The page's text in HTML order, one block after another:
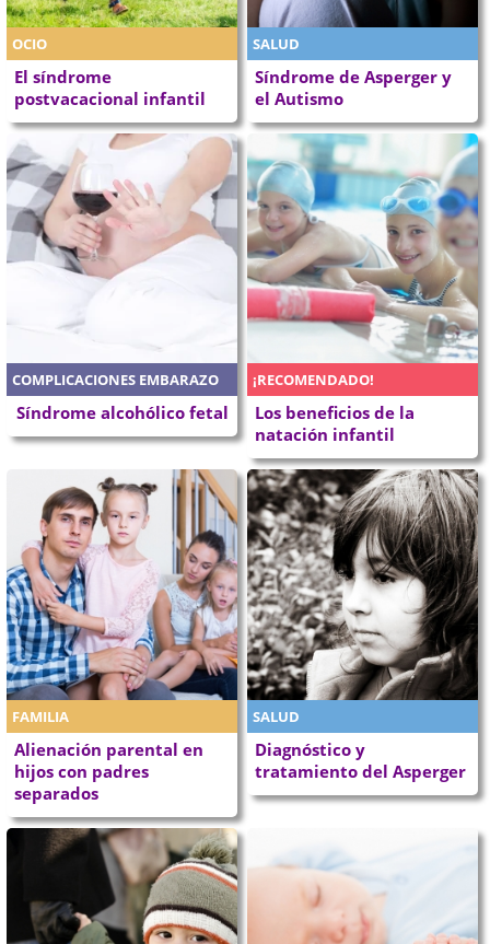
OCIO
El síndrome
postvacacional infantil
SALUD
Síndrome de Asperger y
el Autismo
COMPLICACIONES EMBARAZO
Síndrome alcohólico fetal
¡RECOMENDADO!
Los beneficios de la
natación infantil
FAMILIA
Alienación parental en
hijos con padres
separados
SALUD
Diagnóstico y
tratamiento del Asperger